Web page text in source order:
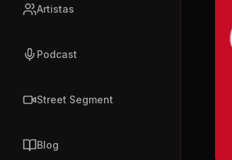
Artistas
Podcast
Street Segment
Blog